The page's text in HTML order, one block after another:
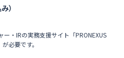
）
ー・IRの実務支援サイト「PRONEXUS
必要です。